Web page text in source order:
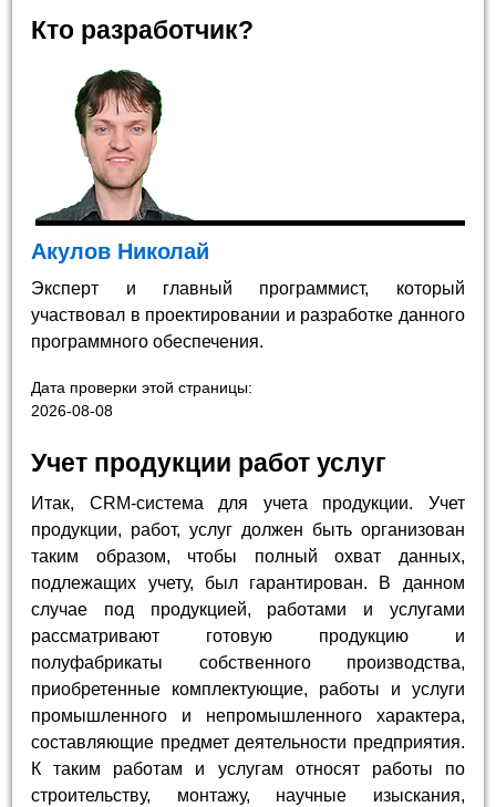
Кто разработчик?
Акулов Николай
Эксперт и главный программист, который
участвовал в проектировании и разработке данного
программного обеспечения.
Дата проверки этой страницы:
2026-08-08
Учет продукции работ услуг
Итак, CRM-система для учета продукции. Учет
продукции, работ, услуг должен быть организован
таким образом, чтобы полный охват данных,
подлежащих учету, был гарантирован. В данном
случае под продукцией, работами и услугами
рассматривают готовую продукцию и
полуфабрикаты собственного производства,
приобретенные комплектующие, работы и услуги
промышленного и непромышленного характера,
составляющие предмет деятельности предприятия.
К таким работам и услугам относят работы по
строительству, монтажу, научные изыскания,